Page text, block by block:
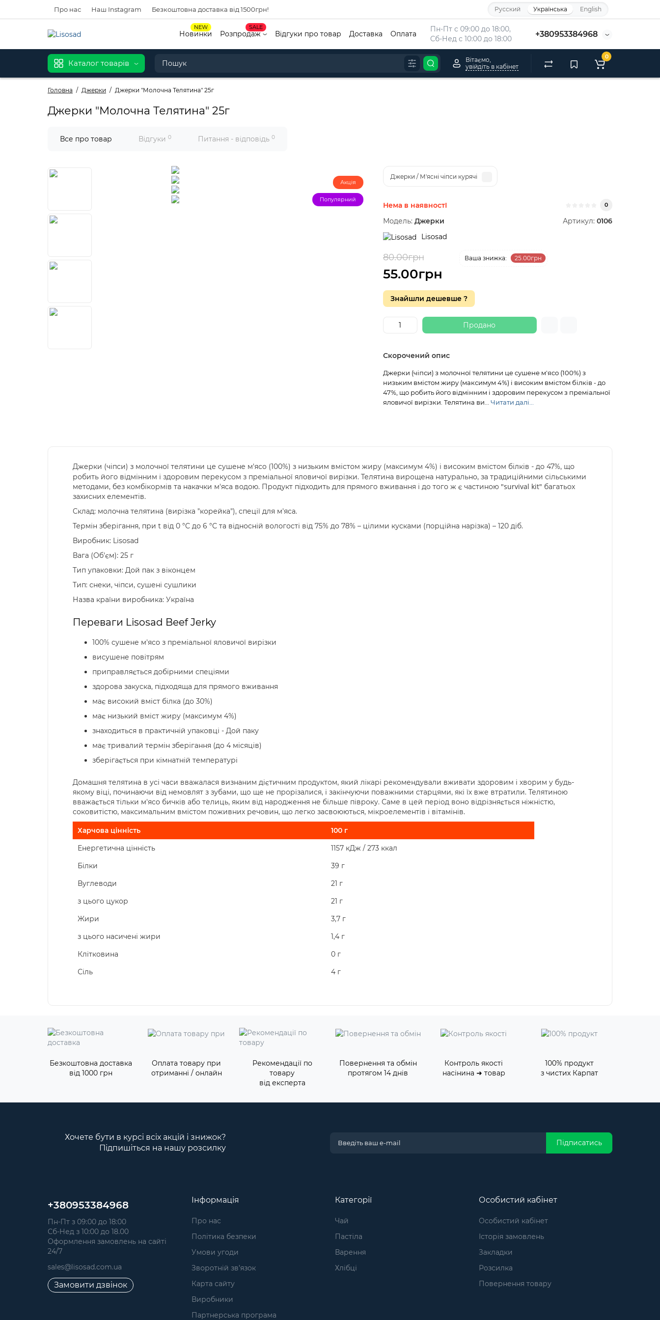
Про нас Наш Instagram Безкоштовна доставка від 1500грн! Русский Українська English
Пн-Пт с 09:00 до 18:00,
Сб-Нед с 10:00 до 18:00
+380953384968
NEW
Новинки
SALE
Розпродаж Відгуки про товар Доставка Оплата
Каталог товарів
Вітаємо,
увійдіть в кабінет
0
Головна Джерки Джерки "Молочна Телятина" 25г
Джерки "Молочна Телятина" 25г
Все про товар Відгуки 0 Питання - відповідь 0
Акція
Популярний
Джерки / М'ясні чіпси курячі
Нема в наявностІ 0
Модель: Джерки Артикул: 0106
Lisosad
80.00грн Ваша знижка: 25.00грн
55.00грн
Знайшли дешевше ?
Продано
Скорочений опис
Джерки (чіпси) з молочної телятини це сушене м'ясо (100%) з
низьким вмістом жиру (максимум 4%) і високим вмістом білків - до
47%, що робить його відмінним і здоровим перекусом з преміальної
яловичої вирізки. Телятина ви... Читати далі...
Джерки (чіпси) з молочної телятини це сушене м'ясо (100%) з низьким вмістом жиру (максимум 4%) і високим вмістом білків - до 47%, що
робить його відмінним і здоровим перекусом з преміальної яловичої вирізки. Телятина вирощена натурально, за традиційними сільськими
методами, без комбікормів та накачки м'яса водою. Продукт підходить для прямого вживання і до того ж є частиною "survival kit" багатьох
захисних елементів.
Склад: молочна телятина (вирізка "корейка"), спеції для м'яса.
Термін зберігання, при t від 0 °С до 6 °С та відносній вологості від 75% до 78% – цілими кусками (порційна нарізка) – 120 діб.
Виробник: Lisosad
Вага (Об'єм): 25 г
Тип упаковки: Дой пак з віконцем
Тип: снеки, чіпси, сушені сушлики
Назва країни виробника: Україна
Переваги Lisosad Beef Jerky
100% сушене м'ясо з преміальної яловичої вирізки
висушене повітрям
приправляється добірними спеціями
здорова закуска, підходяща для прямого вживання
має високий вміст білка (до 30%)
має низький вміст жиру (максимум 4%)
знаходиться в практичній упаковці - Дой паку
має тривалий термін зберігання (до 4 місяців)
зберігається при кімнатній температурі
Домашня телятина в усі часи вважалася визнаним дієтичним продуктом, який лікарі рекомендували вживати здоровим і хворим у будь-
якому віці, починаючи від немовлят з зубами, що ще не прорізалися, і закінчуючи поважними старцями, які їх вже втратили. Телятиною
вважається тільки м'ясо бичків або телиць, яким від народження не більше півроку. Саме в цей період воно відрізняється ніжністю,
соковитістю, максимальним вмістом поживних речовин, що легко засвоюються, мікроелементів і вітамінів.
Харчова цінність
100 г
Енергетична цінність
1157 кДж / 273 ккал
Білки
39 г
Вуглеводи
21 г
з цього цукор
21 г
Жири
3,7 г
з цього насичені жири
1,4 г
Клітковина
0 г
Сіль
4 г
Безкоштовна доставка
від 1000 грн
Оплата товару при
отриманні / онлайн
Рекомендації по
товару
від експерта
Повернення та обмін
протягом 14 днів
Контроль якості
насінина ➜ товар
100% продукт
з чистих Карпат
Хочете бути в курсі всіх акцій і знижок?
Підпишіться на нашу розсилку
Підписатись
+380953384968
Пн-Пт з 09:00 до 18:00
Сб-Нед з 10:00 до 18.00
Оформлення замовлень на сайті
24/7
sales@lisosad.com.ua
Замовити дзвінок
Інформація
Про нас
Політика безпеки
Умови угоди
Зворотній зв’язок
Карта сайту
Виробники
Партнерська програма
Категорії
Чай
Пастіла
Варення
Хлібці
Особистий кабінет
Особистий кабінет
Історія замовлень
Закладки
Розсилка
Повернення товару